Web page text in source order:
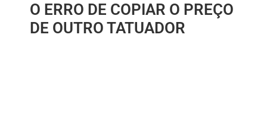
O ERRO DE COPIAR O PREÇO
DE OUTRO TATUADOR